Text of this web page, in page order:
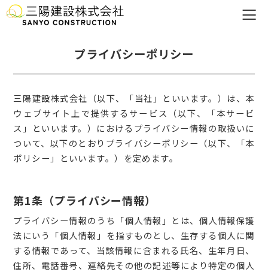
プライバシーポリシー
三陽建設株式会社（以下、「当社」といいます。）は、本
ウェブサイト上で提供するサービス（以下、「本サービ
ス」といいます。）におけるプライバシー情報の取扱いに
ついて、以下のとおりプライバシーポリシー（以下、「本
ポリシー」といいます。）を定めます。
第1条（プライバシー情報）
プライバシー情報のうち「個人情報」とは、個人情報保護
法にいう「個人情報」を指すものとし、生存する個人に関
する情報であって、当該情報に含まれる氏名、生年月日、
住所、電話番号、連絡先その他の記述等により特定の個人